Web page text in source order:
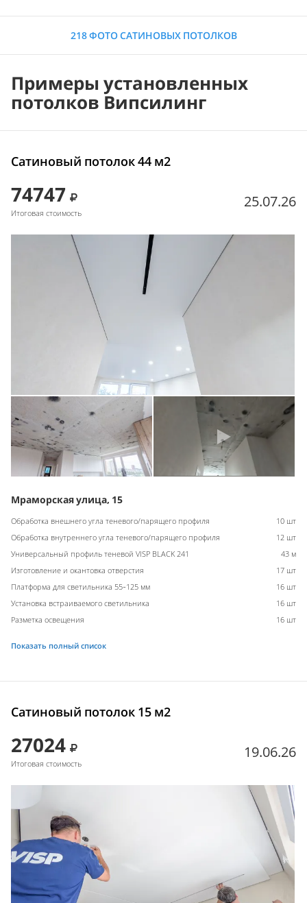
218 ФОТО САТИНОВЫХ ПОТОЛКОВ
Примеры установленных
потолков Випсилинг
Сатиновый потолок 44 м2
74747
Итоговая стоимость
25.07.26
Мраморская улица, 15
Обработка внешнего угла теневого/парящего профиля
10 шт
Обработка внутреннего угла теневого/парящего профиля
12 шт
Универсальный профиль теневой VISP BLACK 241
43 м
Изготовление и окантовка отверстия
17 шт
Платформа для светильника 55-125 мм
16 шт
Установка встраиваемого светильника
16 шт
Разметка освещения
16 шт
Показать полный список
Сатиновый потолок 15 м2
27024
Итоговая стоимость
19.06.26